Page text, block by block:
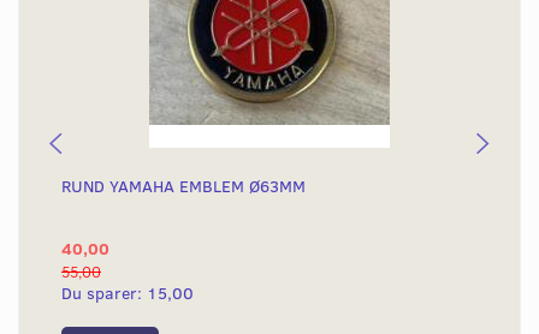
RUND YAMAHA EMBLEM Ø63MM
40,00
55,00
Du sparer: 15,00